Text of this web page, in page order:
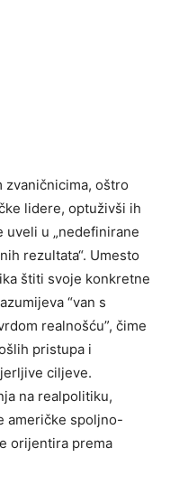
oštro
lidere, optuživši ih
uveli u „nedefinirane
rezultata“. Umesto
štiti svoje konkretne
“van s
realnošću”, čime
pristupa i
ciljeve.
na realpolitiku,
američke spoljno-
orijentira prema